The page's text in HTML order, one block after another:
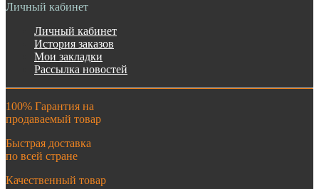
Личный кабинет
Личный кабинет
История заказов
Мои закладки
Рассылка новостей
100% Гарантия на
продаваемый товар
Быстрая доставка
по всей стране
Качественный товар